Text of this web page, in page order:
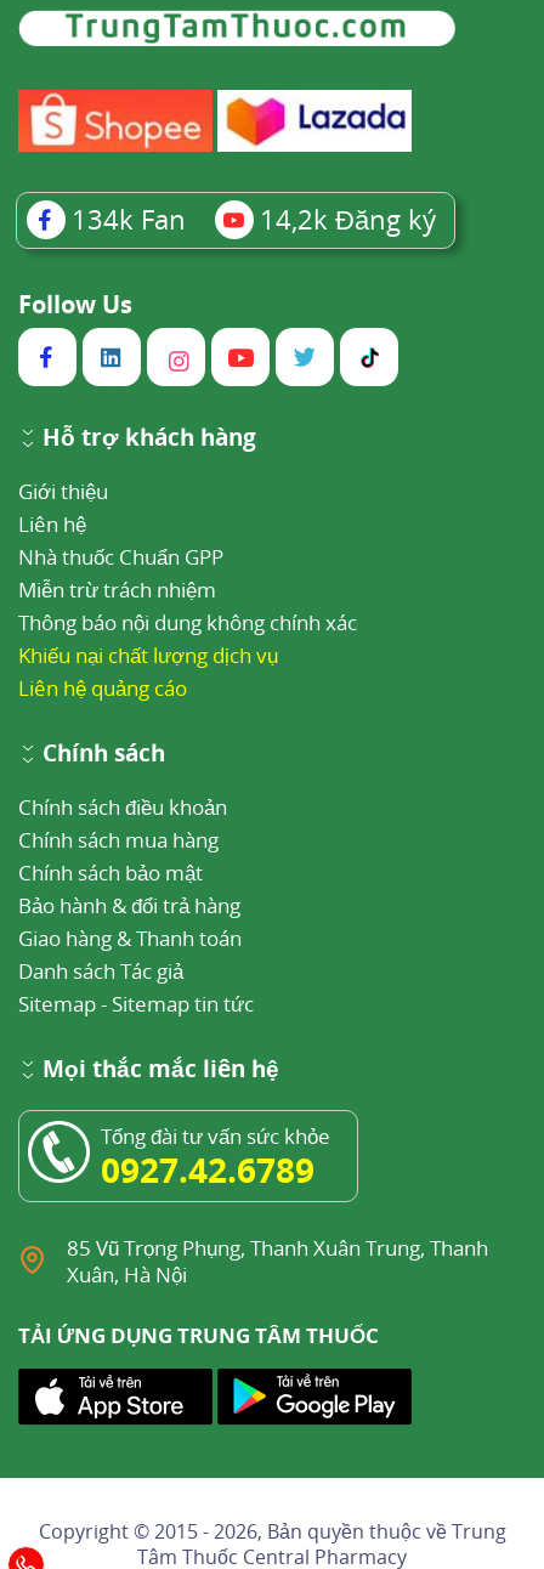
134k Fan 14,2k Đăng ký
Follow Us
Hỗ trợ khách hàng
Giới thiệu
Liên hệ
Nhà thuốc Chuẩn GPP
Miễn trừ trách nhiệm
Thông báo nội dung không chính xác
Khiếu nại chất lượng dịch vụ
Liên hệ quảng cáo
Chính sách
Chính sách điều khoản
Chính sách mua hàng
Chính sách bảo mật
Bảo hành & đổi trả hàng
Giao hàng & Thanh toán
Danh sách Tác giả
Sitemap- Sitemap tin tức
Mọi thắc mắc liên hệ
Tổng đài tư vấn sức khỏe
0927.42.6789
85 Vũ Trọng Phụng, Thanh Xuân Trung, Thanh
Xuân, Hà Nội
TẢI ỨNG DỤNG TRUNG TÂM THUỐC
Copyright © 2015 - 2026, Bản quyền thuộc vềTrung
Tâm Thuốc Central Pharmacy